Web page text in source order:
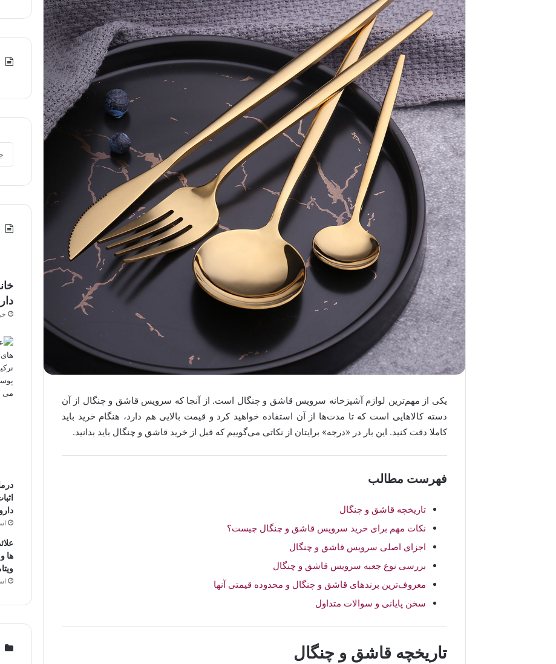
یکی از مهم‌ترین لوازم آشپزخانه سرویس قاشق و چنگال است. از آنجا که سرویس قاشق و چنگال از آن
دسته کالاهایی است که تا مدت‌ها از آن استفاده خواهید کرد و قیمت بالایی هم دارد، هنگام خرید باید
کاملا دقت کنید. این بار در «درجه» برایتان از نکاتی می‌گوییم که قبل از خرید قاشق و چنگال باید بدانید.
فهرست مطالب
تاریخچه قاشق و چنگال
نکات مهم برای خرید سرویس قاشق و چنگال چیست؟
اجزای اصلی سرویس قاشق و چنگال
بررسی نوع جعبه سرویس قاشق و چنگال
معروف‌ترین برندهای قاشق و چنگال و محدوده قیمتی آنها
سخن پایانی و سوالات متداول
تاریخچه قاشق و چنگال
دارو
ها